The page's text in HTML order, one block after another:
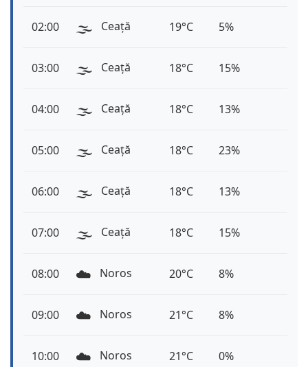
02:00 🌫️ Ceață 19°C 5%
03:00 🌫️ Ceață 18°C 15%
04:00 🌫️ Ceață 18°C 13%
05:00 🌫️ Ceață 18°C 23%
06:00 🌫️ Ceață 18°C 13%
07:00 🌫️ Ceață 18°C 15%
08:00 ☁️ Noros 20°C 8%
09:00 ☁️ Noros 21°C 8%
10:00 ☁️ Noros 21°C 0%